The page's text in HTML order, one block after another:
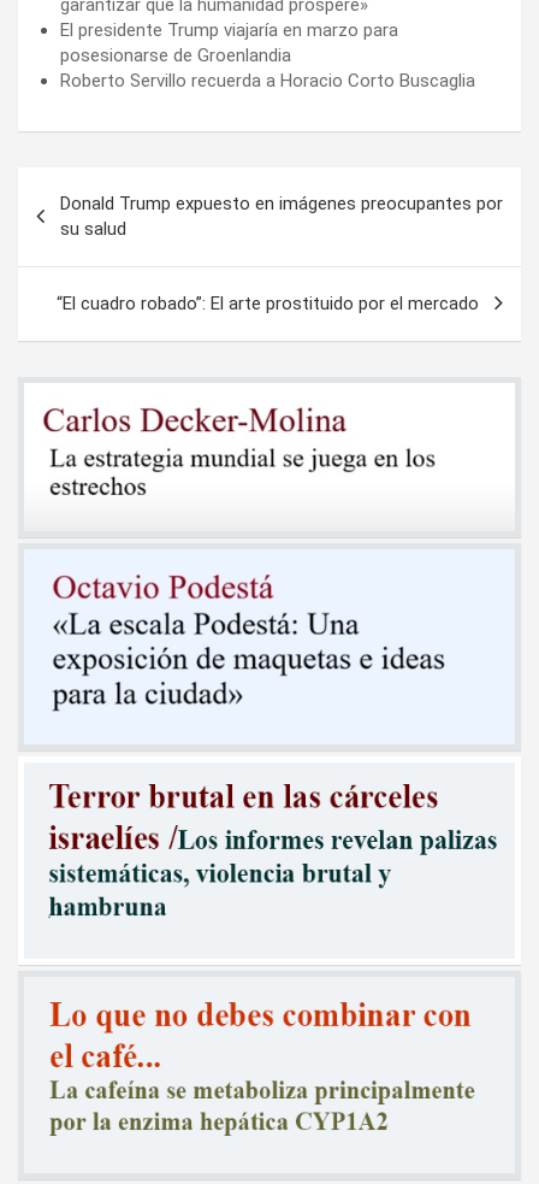
garantizar que la humanidad prospere»
El presidente Trump viajaría en marzo para
posesionarse de Groenlandia
Roberto Servillo recuerda a Horacio Corto Buscaglia
de
entradas
Donald Trump expuesto en imágenes preocupantes por
su salud
“El cuadro robado”: El arte prostituido por el mercado